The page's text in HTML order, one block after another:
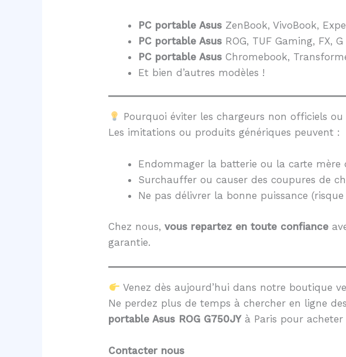
PC portable Asus ZenBook, VivoBook,
PC portable Asus ROG, TUF Gaming, FX, G
PC portable AsusChromebook,
Et bien d’autres modèles !
Pourquoi éviter les chargeurs non officiels
Les imitations ou produits génériques peuvent :
Endommager la batterie ou la carte mère
Surchauffer ou causer des coupures de
Ne pas délivrer la bonne puissance
Chez nous,vous repartez en toute confiance
garantie.
Venez dès aujourd’hui dans notre boutique
Ne perdez plus de temps à chercher en ligne
portable Asus ROG G750JYà Paris pour
Contacter nous